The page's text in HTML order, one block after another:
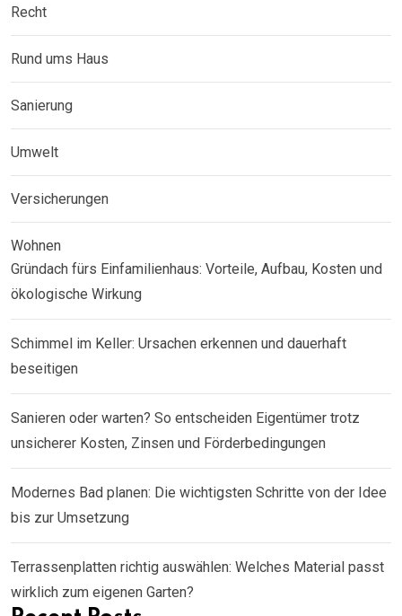
Recht
Rund ums Haus
Sanierung
Umwelt
Versicherungen
Wohnen
Gründach fürs Einfamilienhaus: Vorteile, Aufbau, Kosten und
ökologische Wirkung
Schimmel im Keller: Ursachen erkennen und dauerhaft
beseitigen
Sanieren oder warten? So entscheiden Eigentümer trotz
unsicherer Kosten, Zinsen und Förderbedingungen
Modernes Bad planen: Die wichtigsten Schritte von der Idee
bis zur Umsetzung
Terrassenplatten richtig auswählen: Welches Material passt
wirklich zum eigenen Garten?